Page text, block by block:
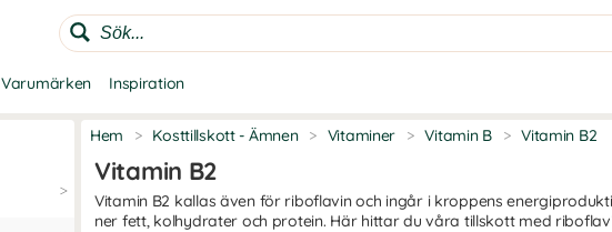
Varumärken Inspiration
Hem > Kosttillskott - Ämnen > Vitaminer > Vitamin B > Vitamin B2
Vitamin B2
Vitamin B2 kallas även för riboflavin och ingår i kroppens
ner fett, kolhydrater och protein. Här hittar du våra tillskott med